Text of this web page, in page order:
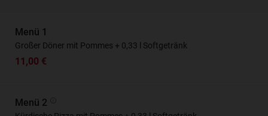
Menü 1
Großer Döner mit Pommes + 0,33 l Softgetränk
11,00 €
Menü 2